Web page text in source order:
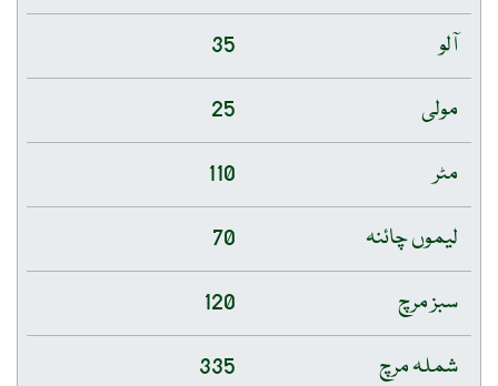
آلو
35
مولی
25
مٹر
110
لیموں چائنہ
70
سبز مرچ
120
شملہ مرچ
335